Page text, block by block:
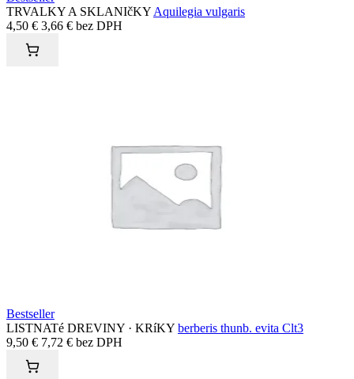
TRVALKY A SKLANIčKY Aquilegia vulgaris
4,50 € 3,66 € bez DPH
Bestseller
LISTNATé DREVINY · KRíKY berberis thunb. evita Clt3
9,50 € 7,72 € bez DPH